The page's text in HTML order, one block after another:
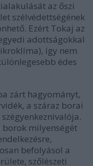
az őszi
szélvédettségének
Ezért Tokaj az
adottságokkal
így nem
édes
zárt hagyományt,
a száraz borai
milyenségét
befolyásol a
szőlészeti